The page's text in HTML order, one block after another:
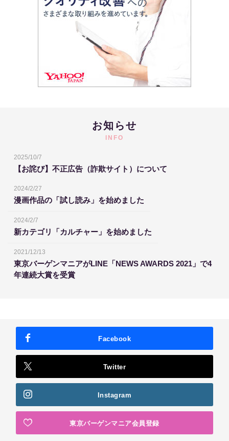
お知らせ
INFO
2025/10/7
【お詫び】不正広告（詐欺サイト）について
2024/2/27
漫画作品の「試し読み」を始めました
2024/2/7
新カテゴリ「カルチャー」を始めました
2021/12/13
東京バーゲンマニアがLINE「NEWS AWARDS 2021」で4
年連続大賞を受賞
Facebook
Twitter
Instagram
東京バーゲンマニア会員登録